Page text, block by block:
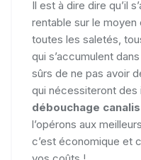
Il est à dire dire qu’il
rentable sur le
toutes les saletés,
qui s’accumulent
sûrs de ne pas avoir
qui nécessiteront des
débouchage
l’opérons aux
c’est économique et